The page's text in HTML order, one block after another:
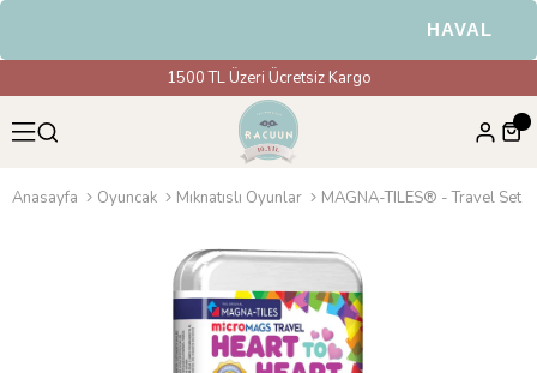
HAVALE &
1500 TL Üzeri Ücretsiz Kargo
Anasayfa Oyuncak Mıknatıslı Oyunlar